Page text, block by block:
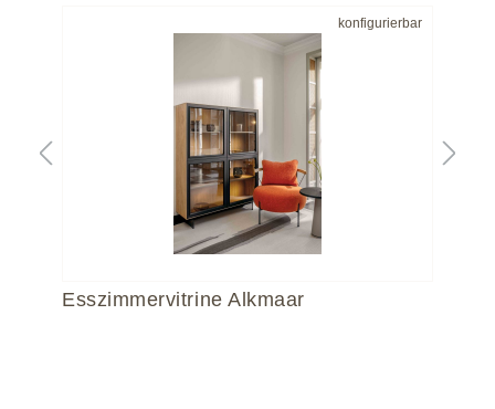
konfigurierbar
Esszimmervitrine Alkmaar